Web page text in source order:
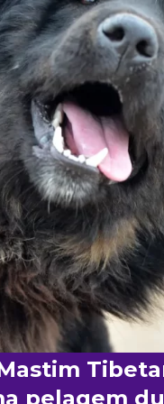
pelagem
pelagem